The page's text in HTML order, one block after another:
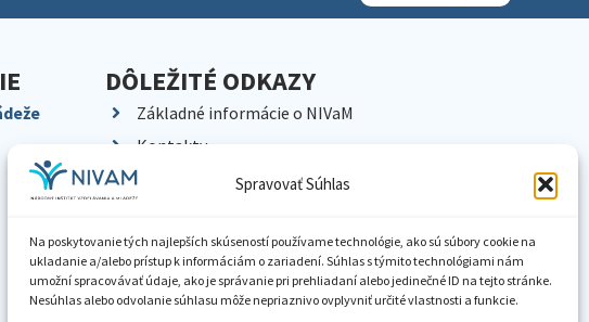
Spravovať Súhlas
Na poskytovanie tých najlepších skúseností používame technológie, ako sú súbory cookie na
ukladanie a/alebo prístup k informáciám o zariadení. Súhlas s týmito technológiami nám
umožní spracovávať údaje, ako je správanie pri prehliadaní alebo jedinečné ID na tejto stránke.
Nesúhlas alebo odvolanie súhlasu môže nepriaznivo ovplyvniť určité vlastnosti a funkcie.
DÔLEŽITÉ ODKAZY
Základné informácie o NIVaM
Kontakty
Kariéra
Pracoviská NIVaM
Dokumenty inštitúcie
Knižnica